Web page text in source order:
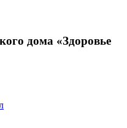
дома «Здоровье